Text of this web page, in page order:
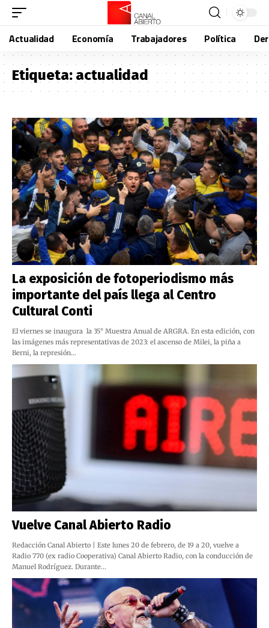
Actualidad Economía Trabajadores Política
Etiqueta:actualidad
La exposición de fotoperiodismo más
importante del país llega al Centro
Cultural Conti
El viernes se inaugura la 35° Muestra Anual de ARGRA. En esta edición, con
las imágenes más representativas de 2023: el ascenso de Milei, la piña a
Berni, la represión…
Vuelve Canal Abierto Radio
Redacción Canal Abierto | Este lunes 20 de febrero, de 19 a 20, vuelve a
Radio 770 (ex radio Cooperativa) Canal Abierto Radio, con la conducción de
Manuel Rodríguez. Durante…